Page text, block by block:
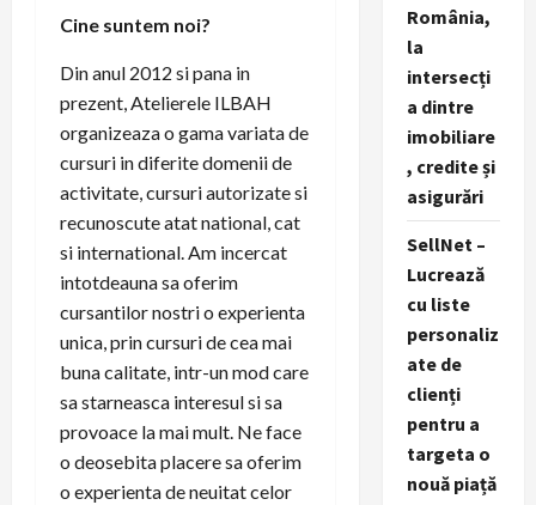
Cine suntem noi?
Din anul 2012 si pana in
prezent, Atelierele ILBAH
organizeaza o gama variata de
cursuri in diferite domenii de
activitate, cursuri autorizate si
recunoscute atat national, cat
si international. Am incercat
intotdeauna sa oferim
cursantilor nostri o experienta
unica, prin cursuri de cea mai
buna calitate, intr-un mod care
sa starneasca interesul si sa
provoace la mai mult. Ne face
o deosebita placere sa oferim
o experienta de neuitat celor
România,
la
intersecți
a dintre
imobiliare
, credite și
asigurări
SellNet –
Lucrează
cu liste
personaliz
ate de
clienți
pentru a
targeta o
nouă piață